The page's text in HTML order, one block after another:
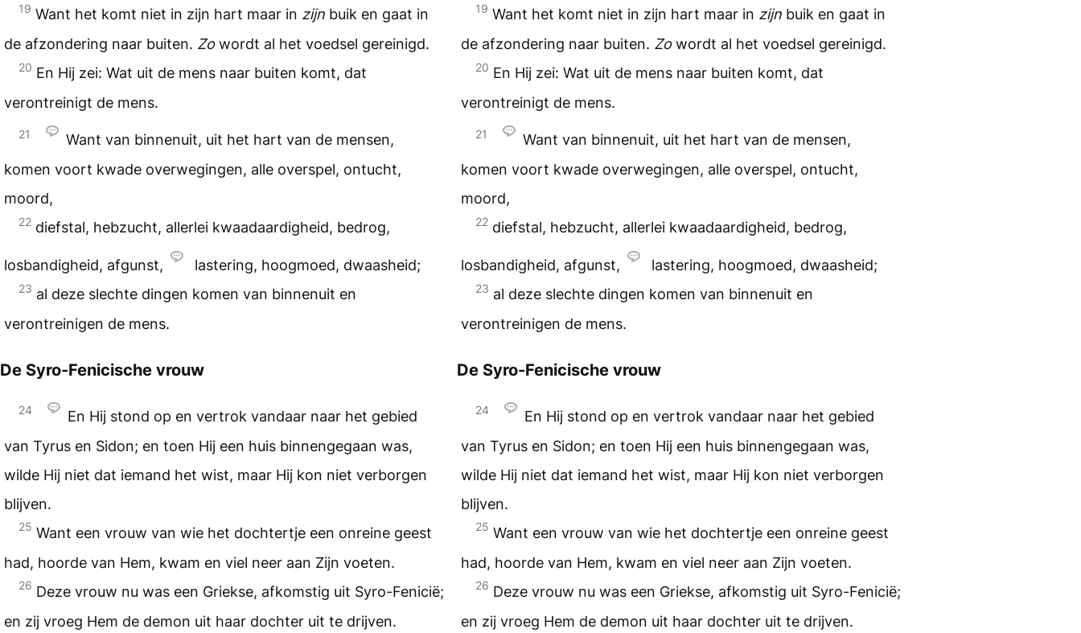
19 Want het komt niet in zijn hart maar in zijn buik en gaat in
de afzondering naar buiten. Zowordt al het voedsel gereinigd.
20 En Hij zei: Wat uit de mens naar buiten komt, dat
verontreinigt de mens.
21
Want van binnenuit, uit het hart van de mensen,
komen voort kwade overwegingen, alle overspel, ontucht,
moord,
22 diefstal, hebzucht, allerlei kwaadaardigheid, bedrog,
losbandigheid, afgunst, lastering, hoogmoed, dwaasheid;
23 al deze slechte dingen komen van binnenuit en
verontreinigen de mens.
De Syro-Fenicische vrouw
24
En Hij stond op en vertrok vandaar naar het gebied
van Tyrus en Sidon; en toen Hij een huis binnengegaan was,
wilde Hij niet dat iemand het wist, maar Hij kon niet verborgen
blijven.
25 Want een vrouw van wie het dochtertje een onreine geest
had, hoorde van Hem, kwam en viel neer aan Zijn voeten.
26 Deze vrouw nu was een Griekse, afkomstig uit Syro-Fenicië;
en zij vroeg Hem de demon uit haar dochter uit te drijven.
19 Want het komt niet in zijn hart maar in zijnbuik en gaat in
de afzondering naar buiten. Zowordt al het voedsel gereinigd.
20 En Hij zei: Wat uit de mens naar buiten komt, dat
verontreinigt de mens.
21
Want van binnenuit, uit het hart van de mensen,
komen voort kwade overwegingen, alle overspel, ontucht,
moord,
22 diefstal, hebzucht, allerlei kwaadaardigheid, bedrog,
losbandigheid, afgunst, lastering, hoogmoed, dwaasheid;
23 al deze slechte dingen komen van binnenuit en
verontreinigen de mens.
De Syro-Fenicische vrouw
24
En Hij stond op en vertrok vandaar naar het gebied
van Tyrus en Sidon; en toen Hij een huis binnengegaan was,
wilde Hij niet dat iemand het wist, maar Hij kon niet verborgen
blijven.
25 Want een vrouw van wie het dochtertje een onreine geest
had, hoorde van Hem, kwam en viel neer aan Zijn voeten.
26 Deze vrouw nu was een Griekse, afkomstig uit Syro-Fenicië;
en zij vroeg Hem de demon uit haar dochter uit te drijven.